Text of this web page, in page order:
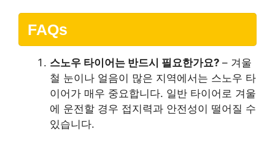
FAQs
스노우 타이어는 반드시 필요한가요? – 겨울
철 눈이나 얼음이 많은 지역에서는 스노우 타
이어가 매우 중요합니다. 일반 타이어로 겨울
에 운전할 경우 접지력과 안전성이 떨어질 수
있습니다.